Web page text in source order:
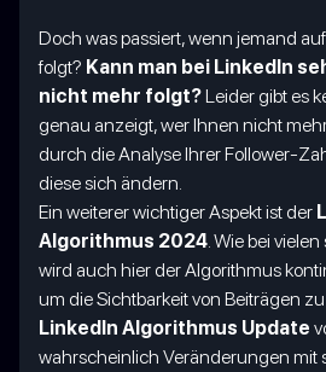
Doch was passiert, wenn jemand
folgt? Kann man bei LinkedIn
nicht mehr folgt?Leider gibt es
genau anzeigt, wer Ihnen nicht
durch die Analyse Ihrer Follower-
diese sich ändern.
Ein weiterer wichtiger Aspekt ist der
Algorithmus 2024. Wie bei
wird auch hier der Algorithmus
um die Sichtbarkeit von Beiträgen
LinkedIn Algorithmus Update
wahrscheinlich Veränderungen mit